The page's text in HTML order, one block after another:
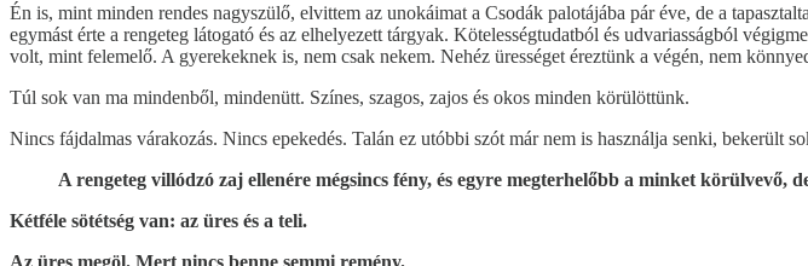
Én is, mint minden rendes nagyszülő, elvittem az unokáimat a Csodák palotájába pár éve, de a
egymást érte a rengeteg látogató és az elhelyezett tárgyak. Kötelességtudatból és udvariasságból
volt, mint felemelő. A gyerekeknek is, nem csak nekem. Nehéz ürességet éreztünk a végén, nem
Túl sok van ma mindenből, mindenütt. Színes, szagos, zajos és okos minden körülöttünk.
Nincs fájdalmas várakozás. Nincs epekedés. Talán ez utóbbi szót már nem is használja senki, bekerült
A rengeteg villódzó zaj ellenére mégsincs fény, és egyre megterhelőbb a minket körülvevő,
Kétféle sötétség van: az üres és a teli.
Az üres megöl. Mert nincs benne semmi remény.